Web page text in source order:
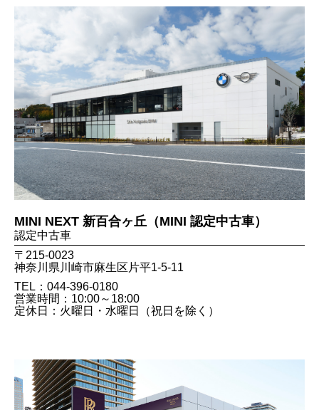
MINI NEXT 新百合ヶ丘（MINI 認定中古車）
認定中古車
〒215-0023
神奈川県川崎市麻生区片平1-5-11
TEL：044-396-0180
営業時間：10:00～18:00
定休日：火曜日・水曜日（祝日を除く）